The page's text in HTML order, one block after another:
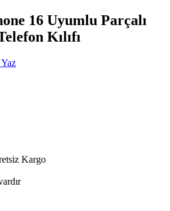
16 Uyumlu Parçalı
Kılıfı
Kargo